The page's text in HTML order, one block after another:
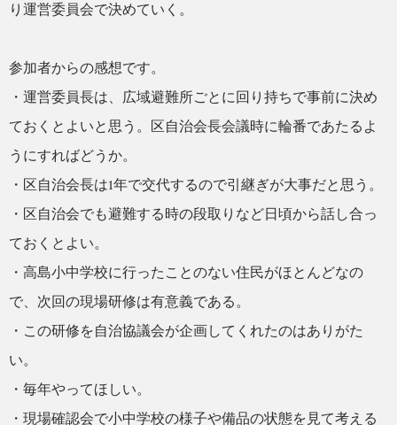
り運営委員会で決めていく。
参加者からの感想です。
・運営委員長は、広域避難所ごとに回り持ちで事前に決め
ておくとよいと思う。区自治会長会議時に輪番であたるよ
うにすればどうか。
・区自治会長は1年で交代するので引継ぎが大事だと思う。
・区自治会でも避難する時の段取りなど日頃から話し合っ
ておくとよい。
・高島小中学校に行ったことのない住民がほとんどなの
で、次回の現場研修は有意義である。
・この研修を自治協議会が企画してくれたのはありがた
い。
・毎年やってほしい。
・現場確認会で小中学校の様子や備品の状態を見て考える